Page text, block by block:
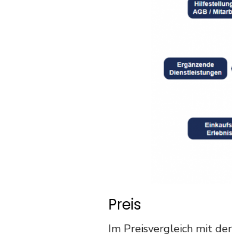
Preis
Im Preisvergleich mit